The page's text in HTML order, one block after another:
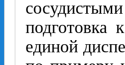
подготовка
единой